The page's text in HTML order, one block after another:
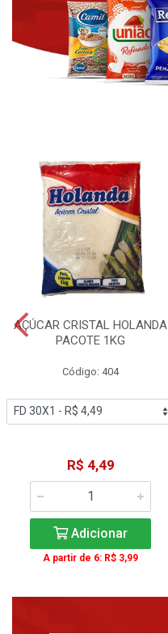
AÇÚCAR CRISTAL HOLANDA
PACOTE 1KG
Código: 404
R$ 4,49
Adicionar
A partir de 6: R$ 3,99